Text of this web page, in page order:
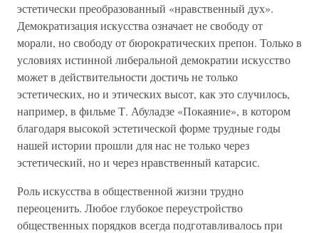
эстетически преобразованный «нравственный дух».
Демократизация искусства означает не свободу от
морали, но свободу от бюрократических препон. Только в
условиях истинной либеральной демократии искусство
может в действительности достичь не только
эстетических, но и этических высот, как это случилось,
например, в фильме Т. Абуладзе «Покаяние», в котором
благодаря высокой эстетической форме трудные годы
нашей истории прошли для нас не только через
эстетический, но и через нравственный катарсис.
Роль искусства в общественной жизни трудно
переоценить. Любое глубокое переустройство
общественных порядков всегда подготавливалось при